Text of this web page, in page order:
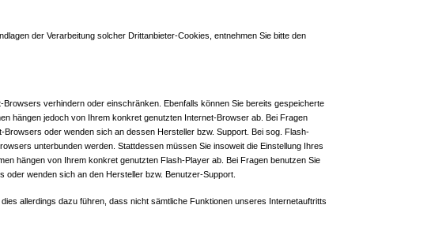
der Verarbeitung solcher Drittanbieter-Cookies, entnehmen Sie bitte den
verhindern oder einschränken. Ebenfalls können Sie bereits gespeicherte
hängen jedoch von Ihrem konkret genutzten Internet-Browser ab. Bei Fragen
oder wenden sich an dessen Hersteller bzw. Support. Bei sog. Flash-
unterbunden werden. Stattdessen müssen Sie insoweit die Einstellung Ihres
hängen von Ihrem konkret genutzten Flash-Player ab. Bei Fragen benutzen Sie
wenden sich an den Hersteller bzw. Benutzer-Support.
allerdings dazu führen, dass nicht sämtliche Funktionen unseres Internetauftritts